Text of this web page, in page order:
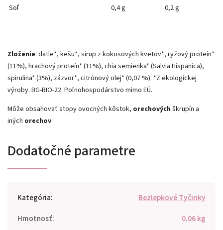
Soľ
0,4 g 0,2 g
Zloženie: datle*, kešu*, sirup z kokosových kvetov*, ryžový proteín*
(11%), hrachový proteín* (11%), chia semienka* (Salvia Hispanica),
spirulina* (3%), zázvor*, citrónový olej* (0,07 %). *Z ekologickej
výroby. BG-BIO-22. Poľnohospodárstvo mimo EÚ.
Môže obsahovať stopy ovocných kôstok, orechových škrupín a
iných orechov.
Dodatočné parametre
Kategória:
Bezlepkové Tyčinky
Hmotnosť: 0.06 kg